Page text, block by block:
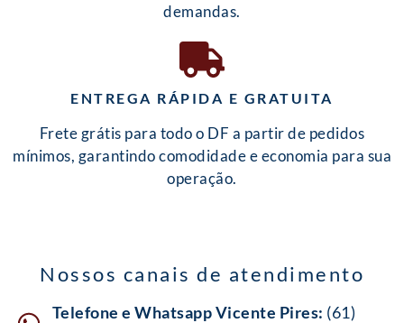
ENTREGA RÁPIDA E GRATUITA
Frete grátis para todo o DF a partir de pedidos
mínimos, garantindo comodidade e economia para sua
operação.
demandas.
Nossos canais de atendimento
Telefone e Whatsapp Vicente Pires: (61)